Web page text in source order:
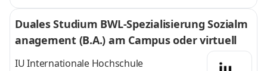
Duales Studium BWL-Spezialisierung Sozialm
anagement (B.A.) am Campus oder virtuell
IU Internationale Hochschule